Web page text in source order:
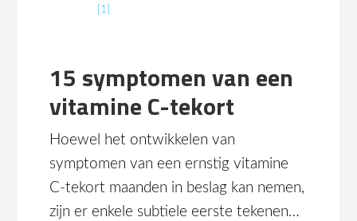
[1]
15 symptomen van een
vitamine C-tekort
Hoewel het ontwikkelen van
symptomen van een ernstig vitamine
C-tekort maanden in beslag kan nemen,
zijn er enkele subtiele eerste tekenen…